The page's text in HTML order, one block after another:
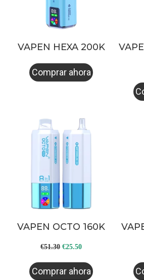
VAPEN HEXA 200K
Comprar ahora
VAPEN OCTO 160K
€51.30 Original
price
was:
€25.50Current
price
is:
Comprar ahora